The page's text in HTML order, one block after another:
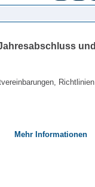
und
Richtlinien
Mehr Informationen